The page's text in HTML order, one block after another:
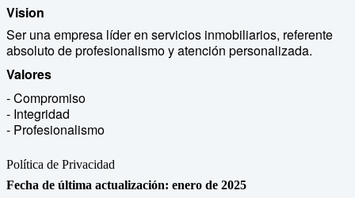
Vision
Ser una empresa líder en servicios inmobiliarios, referente
absoluto de profesionalismo y atención personalizada.
Valores
- Compromiso
- Integridad
- Profesionalismo
Política de Privacidad
Fecha de última actualización: enero de 2025